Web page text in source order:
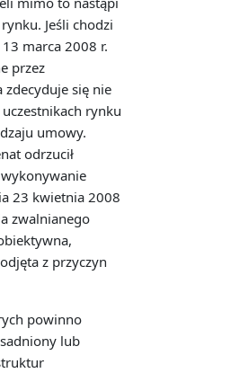
Jeśli chodzi
marca 2008 r.
przez
się nie
rynku
umowy.
odrzucił
23 kwietnia 2008
zwalnianego
z przyczyn
powinno
lub